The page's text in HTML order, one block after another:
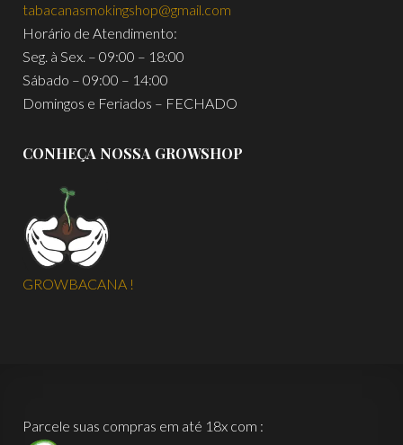
tabacanasmokingshop@gmail.com
Horário de Atendimento:
Seg. à Sex. – 09:00 – 18:00
Sábado – 09:00 – 14:00
Domingos e Feriados – FECHADO
CONHEÇA NOSSA GROWSHOP
GROWBACANA !
Parcele suas compras em até 18x com :